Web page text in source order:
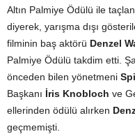
Altın Palmiye Ödülü ile
diyerek, yarışma dışı
filminin baş aktörü Denzel
Palmiye Ödülü takdim etti.
önceden bilen yönetmeni
Başkanı İris Knobloch ve
ellerinden ödülü alırken
geçmemişti.